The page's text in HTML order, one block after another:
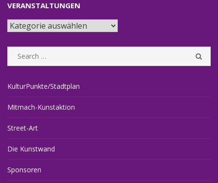
VERANSTALTUNGEN
Veranstaltungen
Search
for:
KulturPunkte/Stadtplan
Mitmach-Kunstaktion
Street-Art
Die Kunstwand
Sponsoren